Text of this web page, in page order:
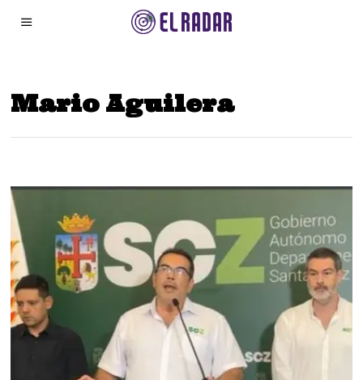
Mario Aguilera